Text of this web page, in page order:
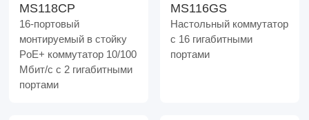
MS118CP
16-портовый
монтируемый в стойку
PoE+ коммутатор 10/100
Мбит/с с 2 гигабитными
портами
MS116GS
Настольный коммутатор
с 16 гигабитными
портами